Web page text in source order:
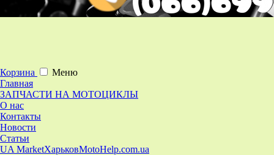
Корзина
Меню
Главная
ЗАПЧАСТИ НА МОТОЦИКЛЫ
О нас
Контакты
Новости
Статьи
UA MarketХарьковMotoHelp.com.ua